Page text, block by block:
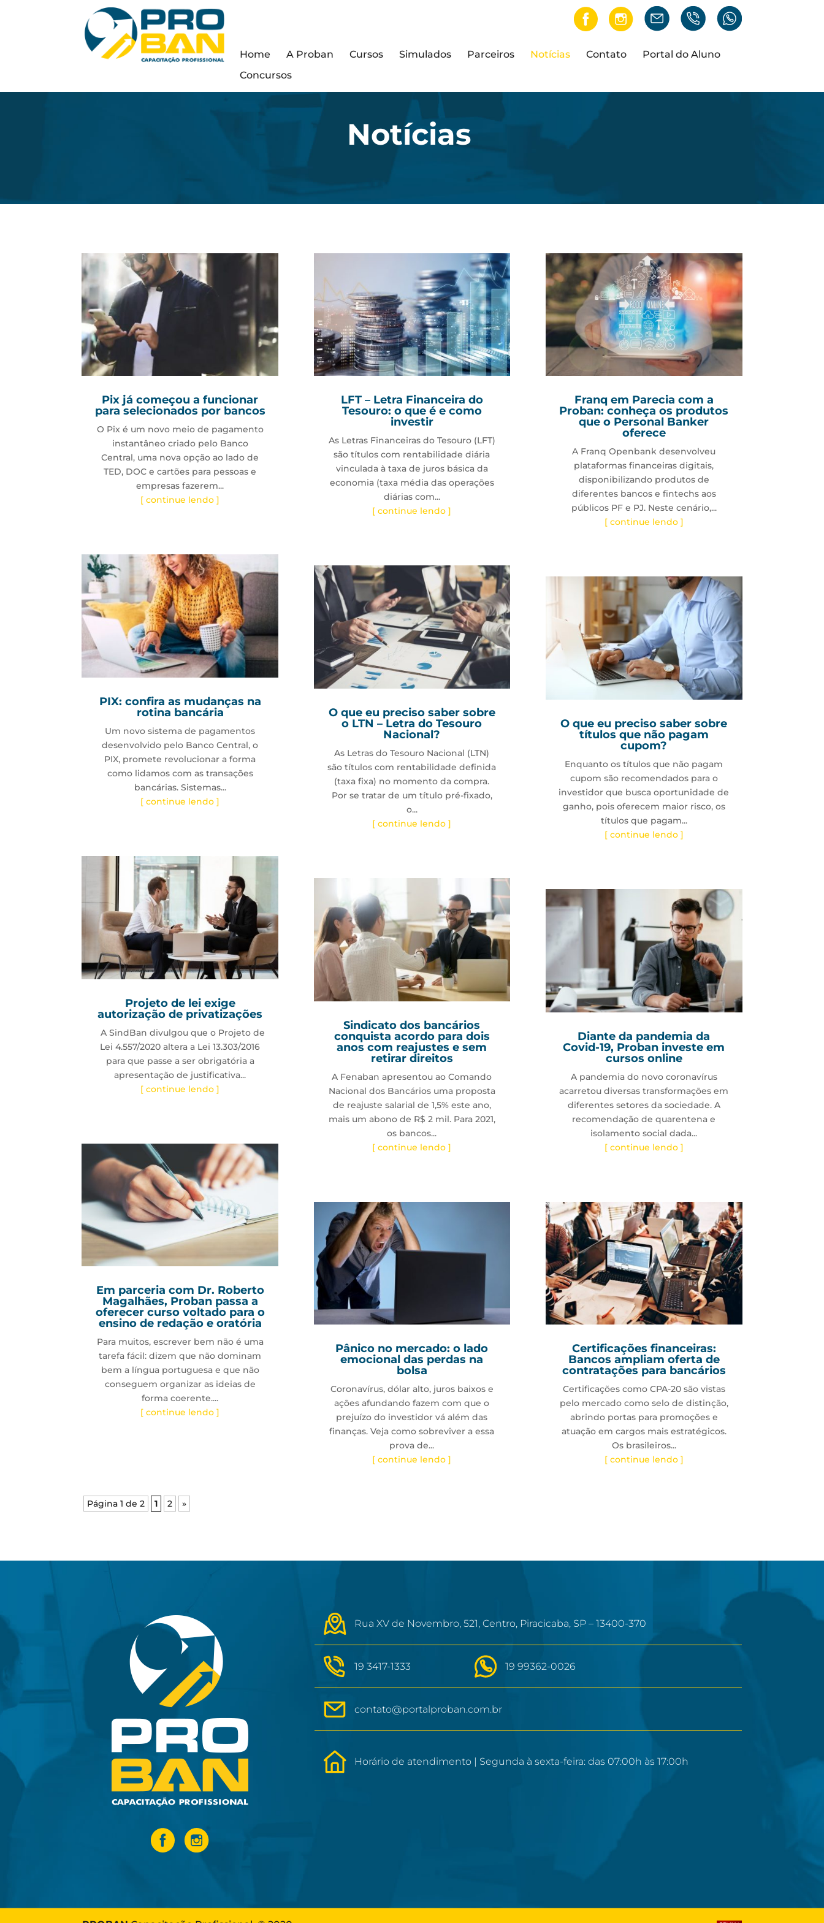
Home A Proban Cursos Simulados Parceiros Notícias Contato
Portal do Aluno
Concursos
Notícias
Pix já começou a funcionar
para selecionados por bancos
O Pix é um novo meio de pagamento
instantâneo criado pelo Banco
Central, uma nova opção ao lado de
TED, DOC e cartões para pessoas e
empresas fazerem...
[ continue lendo ]
PIX: confira as mudanças na
rotina bancária
Um novo sistema de pagamentos
desenvolvido pelo Banco Central, o
PIX, promete revolucionar a forma
como lidamos com as transações
bancárias. Sistemas...
[ continue lendo ]
Projeto de lei exige
autorização de privatizações
A SindBan divulgou que o Projeto de
Lei 4.557/2020 altera a Lei 13.303/2016
para que passe a ser obrigatória a
apresentação de justificativa...
[ continue lendo ]
Em parceria com Dr. Roberto
Magalhães, Proban passa a
oferecer curso voltado para o
ensino de redação e oratória
Para muitos, escrever bem não é uma
tarefa fácil: dizem que não dominam
bem a língua portuguesa e que não
conseguem organizar as ideias de
forma coerente....
[ continue lendo ]
LFT – Letra Financeira do
Tesouro: o que é e como
investir
As Letras Financeiras do Tesouro (LFT)
são títulos com rentabilidade diária
vinculada à taxa de juros básica da
economia (taxa média das operações
diárias com...
[ continue lendo ]
O que eu preciso saber sobre
o LTN – Letra do Tesouro
Nacional?
As Letras do Tesouro Nacional (LTN)
são títulos com rentabilidade definida
(taxa fixa) no momento da compra.
Por se tratar de um título pré-fixado,
o...
[ continue lendo ]
Sindicato dos bancários
conquista acordo para dois
anos com reajustes e sem
retirar direitos
A Fenaban apresentou ao Comando
Nacional dos Bancários uma proposta
de reajuste salarial de 1,5% este ano,
mais um abono de R$ 2 mil. Para 2021,
os bancos...
[ continue lendo ]
Pânico no mercado: o lado
emocional das perdas na
bolsa
Coronavírus, dólar alto, juros baixos e
ações afundando fazem com que o
prejuízo do investidor vá além das
finanças. Veja como sobreviver a essa
prova de...
[ continue lendo ]
Franq em Parecia com a
Proban: conheça os produtos
que o Personal Banker
oferece
A Franq Openbank desenvolveu
plataformas financeiras digitais,
disponibilizando produtos de
diferentes bancos e fintechs aos
públicos PF e PJ. Neste cenário,...
[ continue lendo ]
O que eu preciso saber sobre
títulos que não pagam
cupom?
Enquanto os títulos que não pagam
cupom são recomendados para o
investidor que busca oportunidade de
ganho, pois oferecem maior risco, os
títulos que pagam...
[ continue lendo ]
Diante da pandemia da
Covid-19, Proban investe em
cursos online
A pandemia do novo coronavírus
acarretou diversas transformações em
diferentes setores da sociedade. A
recomendação de quarentena e
isolamento social dada...
[ continue lendo ]
Certificações financeiras:
Bancos ampliam oferta de
contratações para bancários
Certificações como CPA-20 são vistas
pelo mercado como selo de distinção,
abrindo portas para promoções e
atuação em cargos mais estratégicos.
Os brasileiros...
[ continue lendo ]
Página 1 de 2 1 2 »
Rua XV de Novembro, 521, Centro, Piracicaba, SP – 13400-370
19 3417-1333 19 99362-0026
contato@portalproban.com.br
Horário de atendimento | Segunda à sexta-feira: das 07:00h às 17:00h